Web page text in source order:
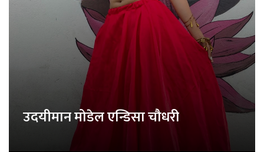
उदयीमान मोडेल एन्डिसा चौधरी